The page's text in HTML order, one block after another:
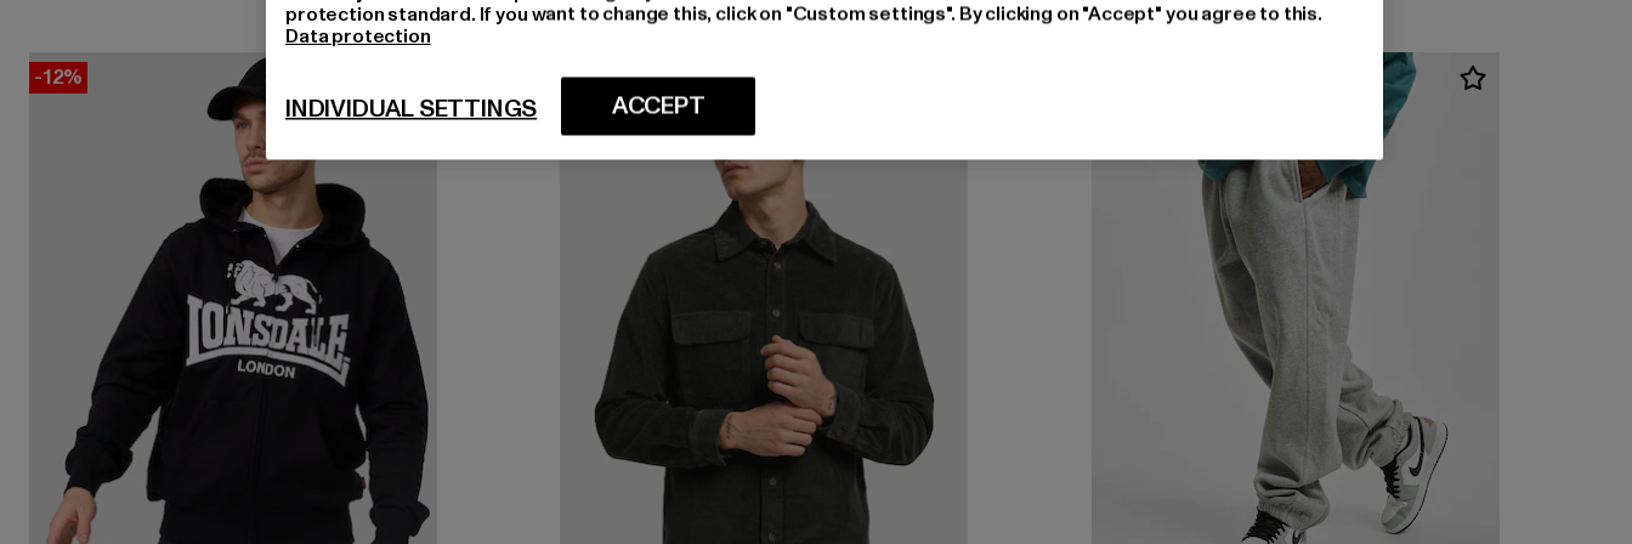
-12% -40%
protection standard. If you want to change this, click on "Custom settings". By clicking on "Accept" you agree to this.
Data protection
ACCEPT
INDIVIDUAL SETTINGS